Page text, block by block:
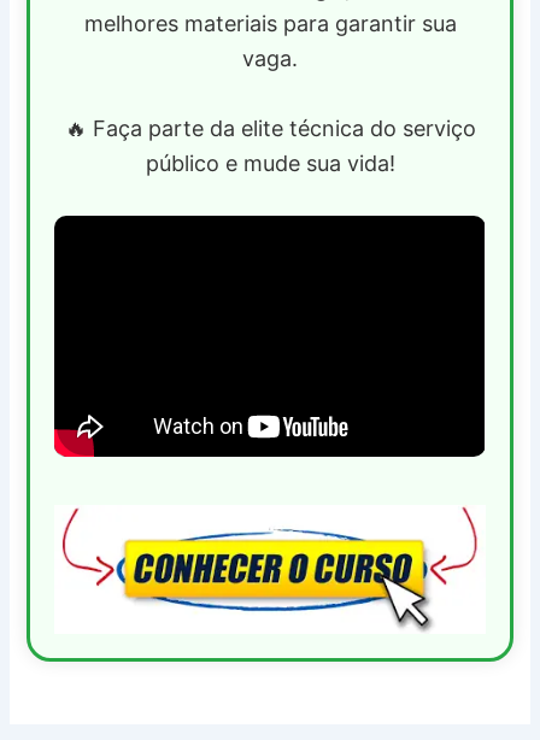
melhores materiais para garantir sua
vaga.
🔥 Faça parte da elite técnica do serviço
público e mude sua vida!